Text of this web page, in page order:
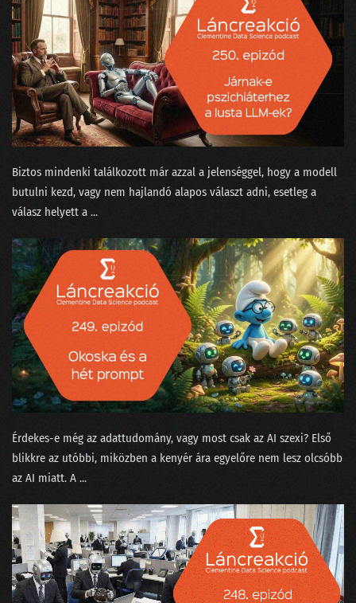
086 - Csalásfelsimerés és egy programozó NAV-elnök
084 - A tíz legnagyobb data science bullshit
083 - Nicolas Cage és Kína nagy GDP-csalása
081 - A Python alkalmatlan data science-re!
080 - Tiszta adat márpedig nincs!
079 - Az MI háborúba ment
078 - Üzenet a liftből
077 - Természettudományt a magaskultúrába?
076 - Állást keresel? Vigyázz mit hirdetsz a Jófogáson!
075 - A MI királyunk nem olyan!
074 - Lesz-e vihar a meteorológiában?
073 - Meddig lesz még a focilabda gömbölyű?
072 - Gloria in Excel
071 - Ada Lovelace, az első programozó nő
070 - Történetmesélés adatvizualizációval
069 - Mekkora az adatértés minimuma?
Biztos mindenki találkozott már azzal a jelenséggel, hogy a modell
butulni kezd, vagy nem hajlandó alapos választ adni, esetleg a
válasz helyett a ...
Érdekes-e még az adattudomány, vagy most csak az AI szexi? Első
blikkre az utóbbi, miközben a kenyér ára egyelőre nem lesz olcsóbb
az AI miatt. A ...